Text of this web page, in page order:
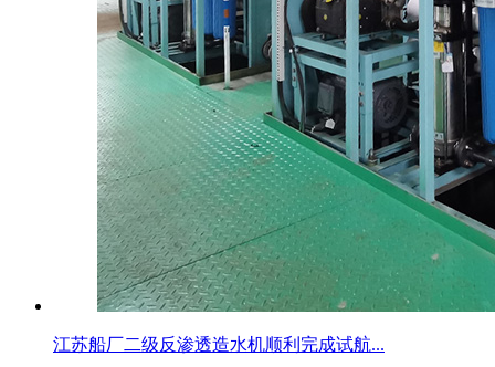
江苏船厂二级反渗透造水机顺利完成试航...